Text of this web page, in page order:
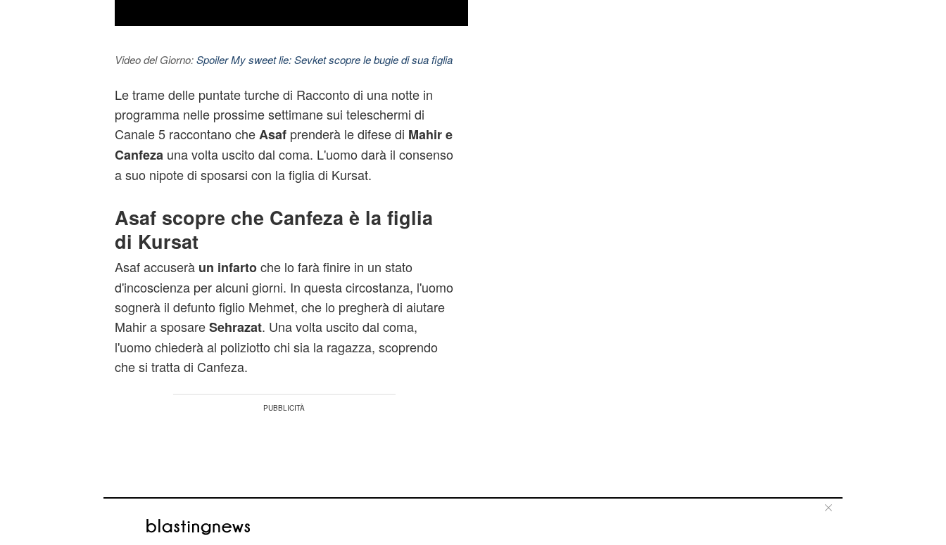
Video del Giorno:Spoiler My sweet lie: Sevket scopre le bugie di sua figlia
Le trame delle puntate turche di Racconto di una notte in
programma nelle prossime settimane sui teleschermi di
Canale 5 raccontano cheAsafprenderà le difese di Mahir e
Canfeza una volta uscito dal coma. L'uomo darà il consenso
a suo nipote di sposarsi con la figlia di Kursat.
Asaf scopre che Canfeza è la figlia
di Kursat
Asaf accuserà un infartoche lo farà finire in un stato
d'incoscienza per alcuni giorni. In questa circostanza, l'uomo
sognerà il defunto figlio Mehmet, che lo pregherà di aiutare
Mahir a sposareSehrazat. Una volta uscito dal coma,
l'uomo chiederà al poliziotto chi sia la ragazza, scoprendo
che si tratta di Canfeza.